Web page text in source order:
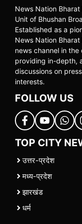
News Nation
Unit of Bhushan
Established as a
News Nation
news channel in
providing in-depth,
discussions on
interests.
FOLLOW US
TOP CITY
उत्तर-प्रदेश
मध्य-प्रदेश
झारखंड
धर्म